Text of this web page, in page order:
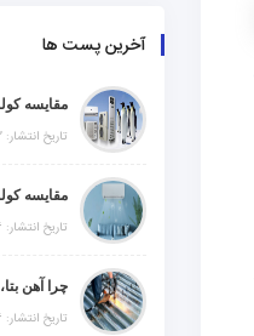
آخرین پست ها
تاریخ انتشار: 2 اسفند 1404
تاریخ انتشار: 26 بهمن 1404
تاریخ انتشار: 26 بهمن 1404